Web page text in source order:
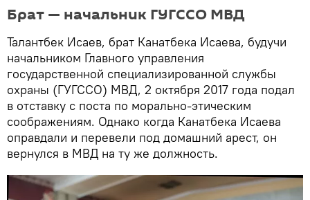
Брат — начальник ГУГССО МВД
Талантбек Исаев, брат Канатбека Исаева, будучи
начальником Главного управления
государственной специализированной службы
охраны (ГУГССО) МВД, 2 октября 2017 года подал
в отставку с поста по морально-этическим
соображениям. Однако когда Канатбека Исаева
оправдали и перевели под домашний арест, он
вернулся в МВД на ту же должность.